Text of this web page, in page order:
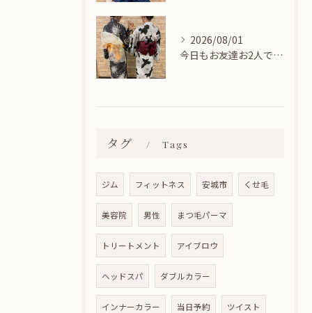
2026/08/01
今日もお友達お2人でヘアセットに来てくれました🎀
タグ Tags
ジム フィットネス 安城市 くせ毛
美容院 男性 まつ毛パーマ
トリートメント アイブロウ
ヘッドスパ ダブルカラー
インナーカラー 当日予約 ツイスト